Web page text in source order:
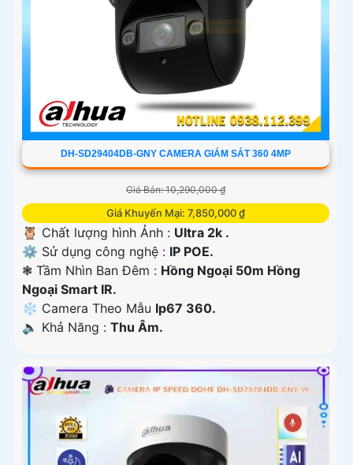
DH-SD29404DB-GNY CAMERA GIÁM SÁT 360 4MP
Giá Bán: 10,290,000 ₫
Giá Khuyến Mại: 7,850,000 ₫
🦉 Chất lượng hình Ảnh : Ultra 2k .
⚙ Sử dụng công nghệ : IP POE.
❃ Tầm Nhìn Ban Đêm : Hồng Ngoại 50m Hồng
Ngoại Smart IR.
❄ Camera Theo Mẫu Ip67 360.
️🔈 Khả Năng : Thu Âm.